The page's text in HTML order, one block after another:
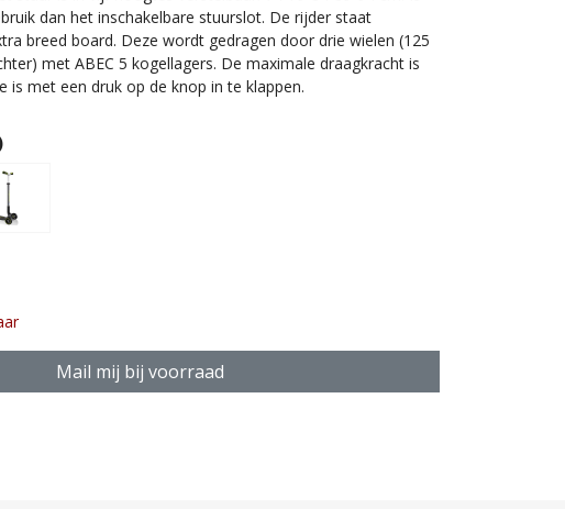
Verstelbaar stuur (74-94 cm)
dan het inschakelbare stuurslot. De rijder staat
breed board. Deze wordt gedragen door drie wielen (125
met ABEC 5 kogellagers. De maximale draagkracht is
is met een druk op de knop in te klappen.
Mail mij bij voorraad